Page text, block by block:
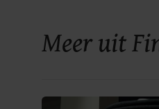
Meer uit